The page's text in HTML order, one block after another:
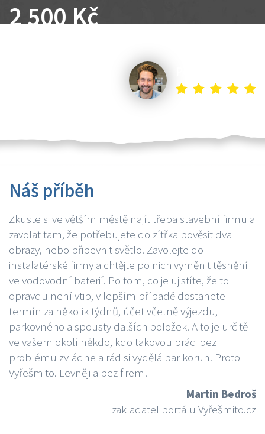
2 500 Kč
Náš příběh
Zkuste si ve větším městě najít třeba stavební firmu a
zavolat tam, že potřebujete do zítřka pověsit dva
obrazy, nebo připevnit světlo. Zavolejte do
instalatérské firmy a chtějte po nich vyměnit těsnění
ve vodovodní baterií. Po tom, co je ujistíte, že to
opravdu není vtip, v lepším případě dostanete
termín za několik týdnů, účet včetně výjezdu,
parkovného a spousty dalších položek. A to je určitě
ve vašem okolí někdo, kdo takovou práci bez
problému zvládne a rád si vydělá par korun. Proto
Vyřešmito. Levněji a bez firem!
Martin Bedroš
zakladatel portálu Vyřešmito.cz